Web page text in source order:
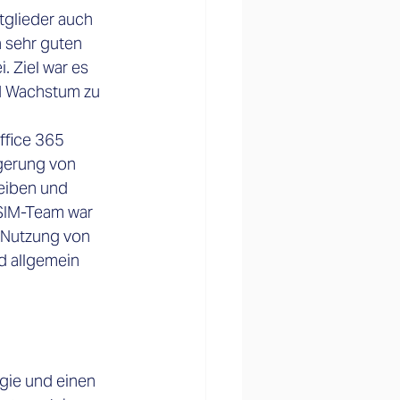
sehr guten
Ziel war es
zu
365
von
und
Team war
von
allgemein
und einen